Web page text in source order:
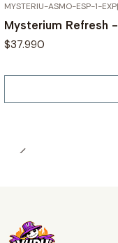
MYSTERIU-ASMO-ESP-1-EXP|
Mysterium Refresh -
$37.990